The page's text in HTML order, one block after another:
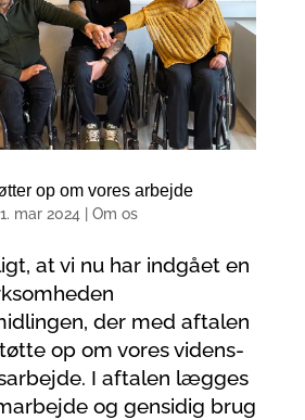
op om vores arbejde
mar 2024 Om os
at vi nu har indgået en
der med aftalen
op om vores videns-
I aftalen lægges
og gensidig brug